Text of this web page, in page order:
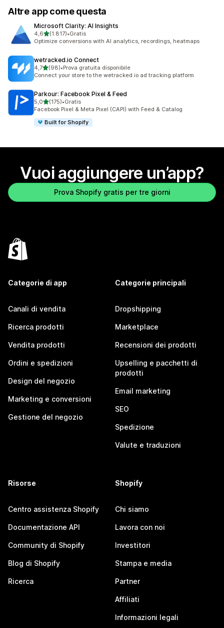
Altre app come questa
Microsoft Clarity: AI Insights
4,6stelle su 5
(1.817)
1817 recensioni totali
•Gratis
Optimize conversions with AI analytics, recordings, heatmaps
wetracked.io Connect
4,7stelle su 5
(98)
98 recensioni totali
•Prova gratuita disponibile
Connect your store to the wetracked.io ad tracking platform
Parkour: Facebook Pixel & Feed
5,0stelle su 5
(175)
175 recensioni totali
•Gratis
Facebook Pixel & Meta Pixel (CAPI) with Feed & Catalog
Built for Shopify
Vuoi aggiungere un’app?
Prova Shopify gratis per tre giorni
Categorie di app
Canali di vendita
Ricerca prodotti
Vendita prodotti
Ordini e spedizioni
Design del negozio
Marketing e conversioni
Gestione del negozio
Categorie principali
Dropshipping
Marketplace
Recensioni dei prodotti
Upselling e pacchetti di
prodotti
Email marketing
SEO
Spedizione
Valute e traduzioni
Risorse
Centro assistenza Shopify
Documentazione API
Community di Shopify
Blog di Shopify
Ricerca
Shopify
Chi siamo
Lavora con noi
Investitori
Stampa e media
Partner
Affiliati
Informazioni legali